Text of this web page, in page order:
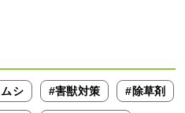
シ #害獣対策 #除草剤